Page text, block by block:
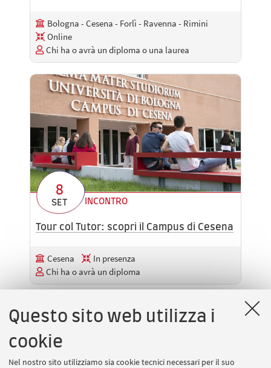
Questo sito web utilizza i
cookie
Nel nostro sito utilizziamo sia cookie tecnici necessari per il suo
Bologna - Cesena - Forlì - Ravenna - Rimini
Online
Chi ha o avrà un diploma o una laurea
8
SET INCONTRO
Tour col Tutor: scopri il Campus di Cesena
Cesena
In presenza
Chi ha o avrà un diploma